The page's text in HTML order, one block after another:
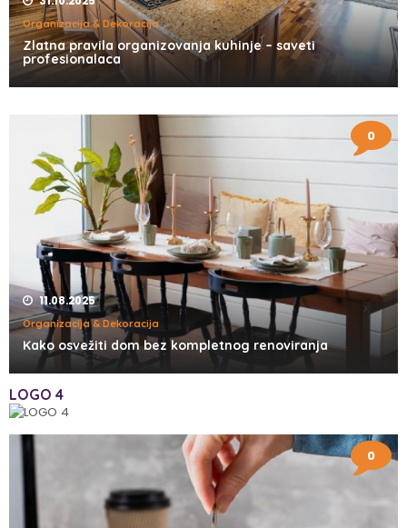
Organizacija & Dekoracija
Zlatna pravila organizovanja kuhinje – saveti
profesionalaca
0
11.08.2025
Organizacija & Dekoracija
Kako osvežiti dom bez kompletnog renoviranja
LOGO 4
0